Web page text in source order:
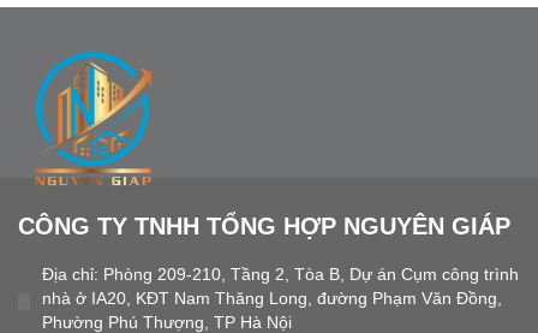
thuận lợi đến các tuyến giao thông huyết mạch và trung tâm kinh
CÔNG TY TNHH TỔNG HỢP NGUYÊN GIÁP
Địa chỉ: Phòng 209-210, Tầng 2, Tòa B, Dự án Cụm công trình
nhà ở IA20, KĐT Nam Thăng Long, đường Phạm Văn Đồng,
Phường Phú Thượng, TP Hà Nội